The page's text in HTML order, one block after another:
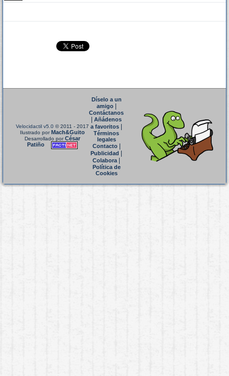
Velocidactil v5.0 © 2011 - 2017
Ilustrado porMach&Guito
Desarrollado porCésar
Patiño
Díselo a un
amigo|
Contáctanos
Añádenos
a favoritos
Términos
legales
Contacto|
Publicidad
Colabora|
Política de
Cookies